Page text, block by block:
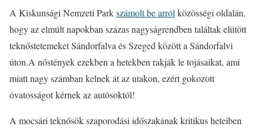
A Kiskunsági Nemzeti Parkszámolt be arról közösségi oldalán,
hogy az elmúlt napokban százas nagyságrendben találtak elütött
teknőstetemeket Sándorfalva és Szeged között a Sándorfalvi
úton.A nőstények ezekben a hetekben rakják le tojásaikat, ami
miatt nagy számban kelnek át az utakon, ezért gokozott
óvatosságot kérnek az autósoktól!
A mocsári teknősök szaporodási időszakának kritikus heteiben